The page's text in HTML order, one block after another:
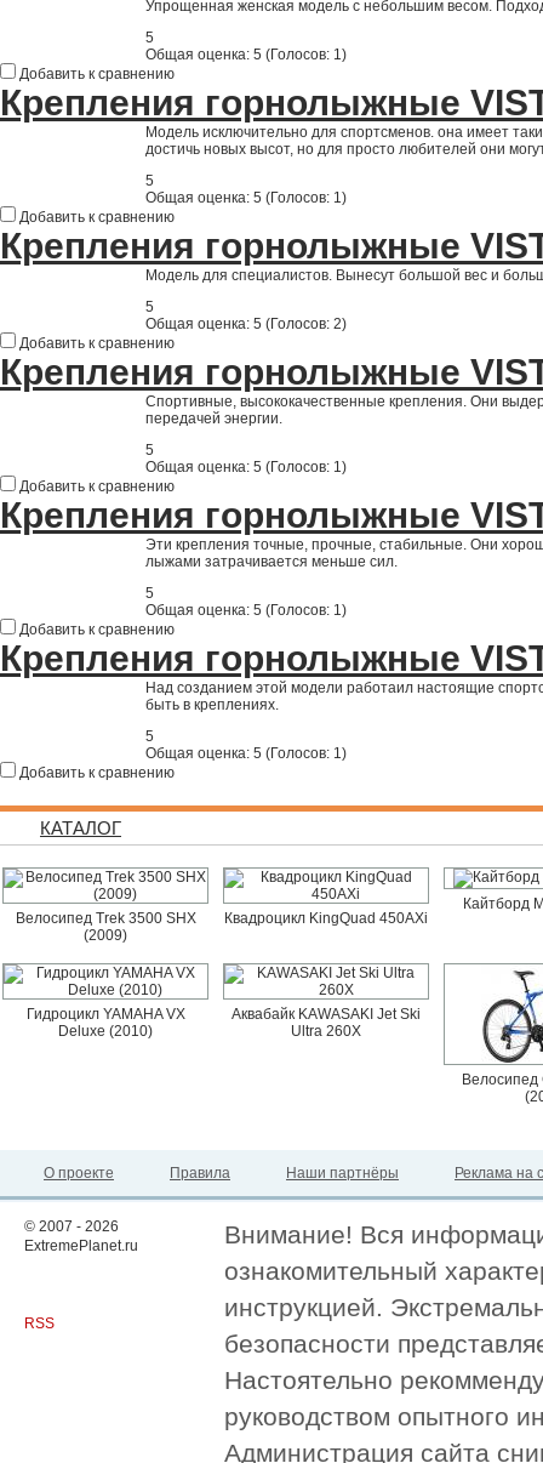
Упрощенная женская модель с небольшим весом.
5
Общая оценка: 5 (Голосов: 1)
Добавить к сравнению
Крепления горнолыжные
Модель исключительно для спортсменов. она имеет
достичь новых высот, но для просто любителей они
5
Общая оценка: 5 (Голосов: 1)
Добавить к сравнению
Крепления горнолыжные
Модель для специалистов. Вынесут большой вес и
5
Общая оценка: 5 (Голосов: 2)
Добавить к сравнению
Крепления горнолыжные
Спортивные, высококачественные крепления. Они
передачей энергии.
5
Общая оценка: 5 (Голосов: 1)
Добавить к сравнению
Крепления горнолыжные
Эти крепления точные, прочные, стабильные. Они
лыжами затрачивается меньше сил.
5
Общая оценка: 5 (Голосов: 1)
Добавить к сравнению
Крепления горнолыжные
Над созданием этой модели работаил настоящие
быть в креплениях.
5
Общая оценка: 5 (Голосов: 1)
Добавить к сравнению
КАТАЛОГ
Велосипед Trek 3500 SHX
(2009)
Квадроцикл KingQuad 450AXi
Кайтборд
Гидроцикл YAMAHA VX
Deluxe (2010)
Аквабайк KAWASAKI Jet Ski
Ultra 260X
Велосипед
О проекте Правила Наши партнёры Реклама на
© 2007 - 2026
ExtremePlanet.ru
RSS
Внимание! Вся
ознакомительный
инструкцией.
безопасности
Настоятельно
руководством опытного
Администрация сайта